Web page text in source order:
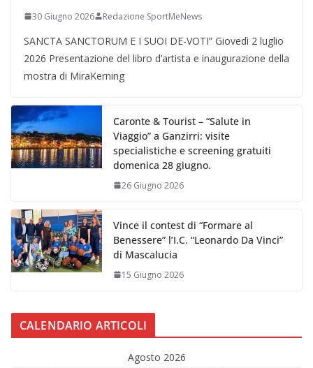
30 Giugno 2026 Redazione SportMeNews
SANCTA SANCTORUM E I SUOI DE-VOTI” Giovedì 2 luglio
2026 Presentazione del libro d’artista e inaugurazione della
mostra di MiraKerning
Caronte & Tourist – “Salute in
Viaggio” a Ganzirri: visite
specialistiche e screening gratuiti
domenica 28 giugno.
26 Giugno 2026
Vince il contest di “Formare al
Benessere” l’I.C. “Leonardo Da Vinci”
di Mascalucia
15 Giugno 2026
CALENDARIO ARTICOLI
Agosto 2026